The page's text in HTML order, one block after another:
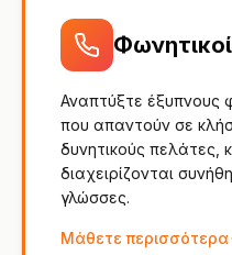
ΕΠΑΓΓΕΛΜΑΤΙΚΆ
Δικηγόρος
Φοροτεχνικός
Γραφείο τελετών
Αναπτύξτε έξυπνους
που απαντούν σε
δυνητικούς πελάτες,
διαχειρίζονται
γλώσσες.
Μάθετε περισσότερα